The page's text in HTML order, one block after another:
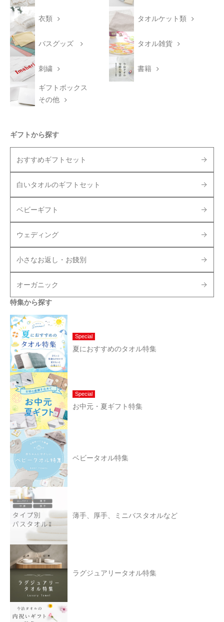
衣類 タオルケット類
バスグッズ タオル雑貨
刺繍 書籍
ギフトボックス
その他
ギフトから探す
おすすめギフトセット
白いタオルのギフトセット
ベビーギフト
ウェディング
小さなお返し・お餞別
オーガニック
特集から探す
Special
夏におすすめのタオル特集
Special
お中元・夏ギフト特集
ベビータオル特集
薄手、厚手、ミニバスタオルなど
ラグジュアリータオル特集